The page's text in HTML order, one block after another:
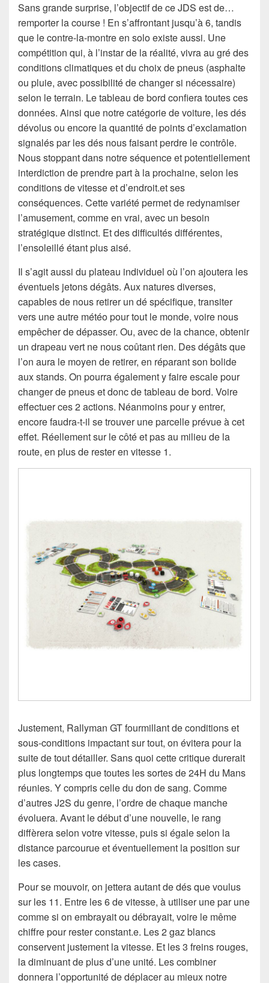
Sans grande surprise, l’objectif de ce JDS est de…
remporter la course ! En s’affrontant jusqu’à 6, tandis
que le contre-la-montre en solo existe aussi. Une
compétition qui, à l’instar de la réalité, vivra au gré des
conditions climatiques et du choix de pneus (asphalte
ou pluie, avec possibilité de changer si nécessaire)
selon le terrain. Le tableau de bord confiera toutes ces
données. Ainsi que notre catégorie de voiture, les dés
dévolus ou encore la quantité de points d’exclamation
signalés par les dés nous faisant perdre le contrôle.
Nous stoppant dans notre séquence et potentiellement
interdiction de prendre part à la prochaine, selon les
conditions de vitesse et d’endroit.et ses
conséquences. Cette variété permet de redynamiser
l’amusement, comme en vrai, avec un besoin
stratégique distinct. Et des difficultés différentes,
l’ensoleillé étant plus aisé.
Il s’agit aussi du plateau individuel où l’on ajoutera les
éventuels jetons dégâts. Aux natures diverses,
capables de nous retirer un dé spécifique, transiter
vers une autre météo pour tout le monde, voire nous
empêcher de dépasser. Ou, avec de la chance, obtenir
un drapeau vert ne nous coûtant rien. Des dégâts que
l’on aura le moyen de retirer, en réparant son bolide
aux stands. On pourra également y faire escale pour
changer de pneus et donc de tableau de bord. Voire
effectuer ces 2 actions. Néanmoins pour y entrer,
encore faudra-t-il se trouver une parcelle prévue à cet
effet. Réellement sur le côté et pas au milieu de la
route, en plus de rester en vitesse 1.
Justement, Rallyman GT fourmillant de conditions et
sous-conditions impactant sur tout, on évitera pour la
suite de tout détailler. Sans quoi cette critique durerait
plus longtemps que toutes les sortes de 24H du Mans
réunies. Y compris celle du don de sang. Comme
d’autres J2S du genre, l’ordre de chaque manche
évoluera. Avant le début d’une nouvelle, le rang
diffèrera selon votre vitesse, puis si égale selon la
distance parcourue et éventuellement la position sur
les cases.
Pour se mouvoir, on jettera autant de dés que voulus
sur les 11. Entre les 6 de vitesse, à utiliser une par une
comme si on embrayait ou débrayait, voire le même
chiffre pour rester constant.e. Les 2 gaz blancs
conservent justement la vitesse. Et les 3 freins rouges,
la diminuant de plus d’une unité. Les combiner
donnera l’opportunité de déplacer au mieux notre